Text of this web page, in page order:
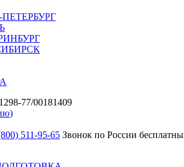
77/00181409
)
511-95-65 Звонок по России